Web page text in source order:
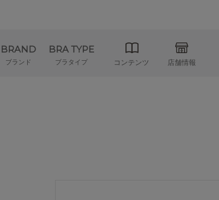
BRAND
ブランド
BRA TYPE
ブラタイプ コンテンツ 店舗情報